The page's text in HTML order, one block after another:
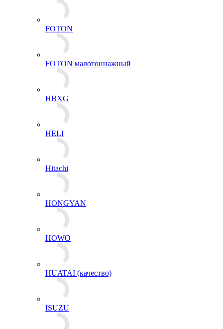
FOTON
FOTON малотоннажный
HBXG
HELI
Hitachi
HONGYAN
HOWO
HUATAI (качество)
ISUZU